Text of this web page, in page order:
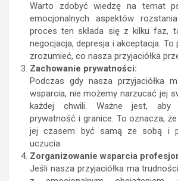
Warto zdobyć wiedzę na temat
emocjonalnych aspektów
proces ten składa się z kilku faz,
negocjacja, depresja i akceptacja. To
zrozumieć, co nasza przyjaciółka
Zachowanie prywatności:
Podczas gdy nasza przyjaciółka
wsparcia, nie możemy narzucać jej
każdej chwili. Ważne jest, aby
prywatność i granice. To oznacza,
jej czasem być samą ze sobą i
uczucia.
Zorganizowanie wsparcia
Jeśli nasza przyjaciółka ma